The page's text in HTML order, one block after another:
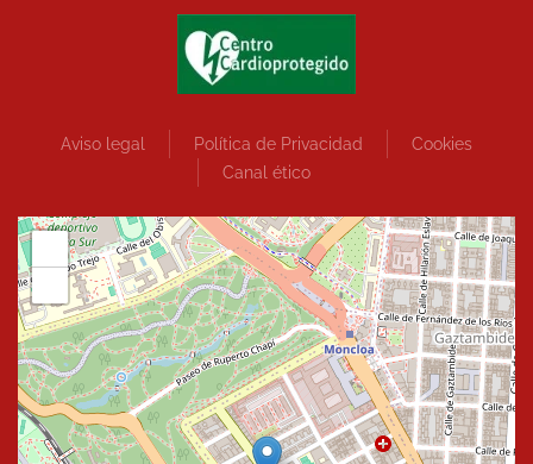
Aviso legal Política de Privacidad
Cookies
Canal ético